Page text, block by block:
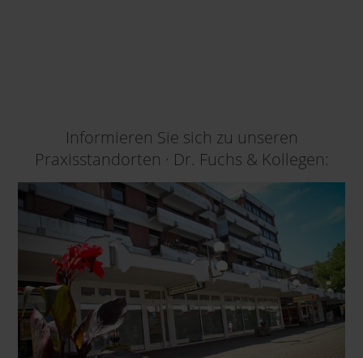
Informieren Sie sich zu unseren
Praxisstandorten · Dr. Fuchs & Kollegen: